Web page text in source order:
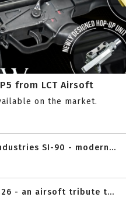
from LCT Airsoft
on the market.
SI-90 - modern...
- an airsoft tribute t...